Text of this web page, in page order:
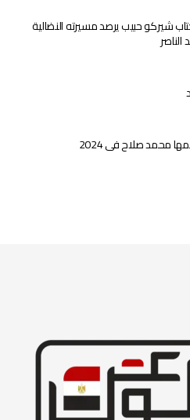
شيركو حبيب يرصد مسيرته النضالية